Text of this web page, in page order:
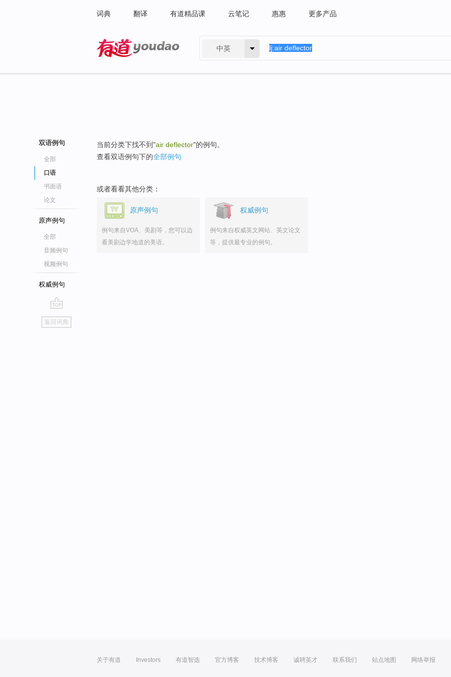
词典 翻译 有道精品课 云笔记 惠惠 更多产品
中英
双语例句
全部
口语
书面语
论文
原声例句
全部
音频例句
视频例句
权威例句
go
top
返回词典
当前分类下找不到"air deflector"的例句。
查看双语例句下的全部例句
或者看看其他分类：
原声例句
例句来自VOA、美剧等，您可以边
看美剧边学地道的美语。
权威例句
例句来自权威英文网站、英文论文
等，提供最专业的例句。
关于有道 Investors 有道智选 官方博客 技术博客 诚聘英才 联系我们 站点地图 网络举报